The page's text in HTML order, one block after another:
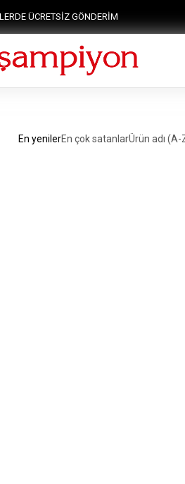
ÜCRETSİZ GÖNDERİM
En yenilerEn çok satanlarÜrün adı (A-